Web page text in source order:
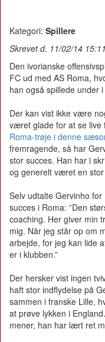
Kategori: Spillere
Skrevet d. 11/02/14
Den ivorianske
FC ud med AS Roma,
han også spillede under
Der kan vist ikke være
været glade for at se live
Roma-trøje i denne
fremragende, så har
stor succes. Han har i
og generelt været en
Selv udtalte Gervinho
succes i Roma: ”Den
coaching. Her giver min
mig. Når jeg står op om
arbejde, for jeg kan lide
er i klubben.”
Der hersker vist ingen
haft stor indflydelse på
sammen i franske Lille,
at prøve lykken i
mener, han har lært ret